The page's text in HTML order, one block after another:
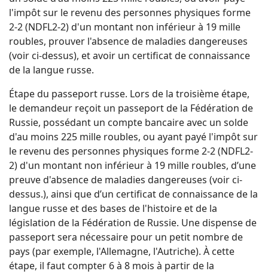
l'impôt sur le revenu des personnes physiques forme
2-2 (NDFL2-2) d'un montant non inférieur à 19 mille
roubles, prouver l'absence de maladies dangereuses
(voir ci-dessus), et avoir un certificat de connaissance
de la langue russe.
Étape du passeport russe. Lors de la troisième étape,
le demandeur reçoit un passeport de la Fédération de
Russie, possédant un compte bancaire avec un solde
d'au moins 225 mille roubles, ou ayant payé l'impôt sur
le revenu des personnes physiques forme 2-2 (NDFL2-
2) d'un montant non inférieur à 19 mille roubles, d’une
preuve d'absence de maladies dangereuses (voir ci-
dessus.), ainsi que d’un certificat de connaissance de la
langue russe et des bases de l'histoire et de la
législation de la Fédération de Russie. Une dispense de
passeport sera nécessaire pour un petit nombre de
pays (par exemple, l'Allemagne, l'Autriche). À cette
étape, il faut compter 6 à 8 mois à partir de la